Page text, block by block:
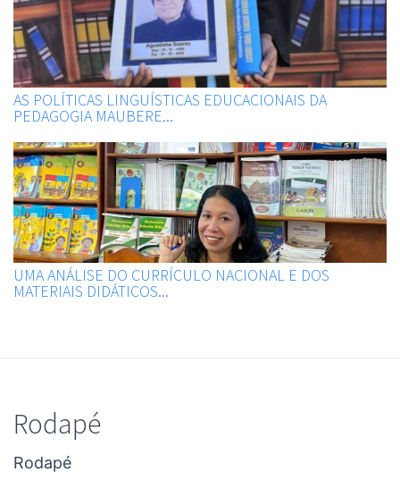
AS POLÍTICAS LINGUÍSTICAS EDUCACIONAIS DA
PEDAGOGIA MAUBERE...
UMA ANÁLISE DO CURRÍCULO NACIONAL E DOS
MATERIAIS DIDÁTICOS...
Rodapé
Rodapé